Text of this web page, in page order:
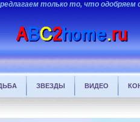
только то, что одобряем
ЗВЕЗДЫ ВИДЕО